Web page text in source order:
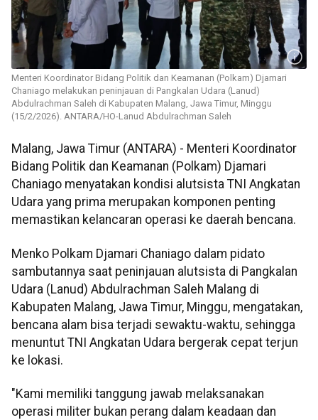
Menteri Koordinator Bidang Politik dan Keamanan (Polkam) Djamari
Chaniago melakukan peninjauan di Pangkalan Udara (Lanud)
Abdulrachman Saleh di Kabupaten Malang, Jawa Timur, Minggu
(15/2/2026). ANTARA/HO-Lanud Abdulrachman Saleh
Malang, Jawa Timur (ANTARA) - Menteri Koordinator
Bidang Politik dan Keamanan (Polkam) Djamari
Chaniago menyatakan kondisi alutsista TNI Angkatan
Udara yang prima merupakan komponen penting
memastikan kelancaran operasi ke daerah bencana.
Menko Polkam Djamari Chaniago dalam pidato
sambutannya saat peninjauan alutsista di Pangkalan
Udara (Lanud) Abdulrachman Saleh Malang di
Kabupaten Malang, Jawa Timur, Minggu, mengatakan,
bencana alam bisa terjadi sewaktu-waktu, sehingga
menuntut TNI Angkatan Udara bergerak cepat terjun
ke lokasi.
"Kami memiliki tanggung jawab melaksanakan
operasi militer bukan perang dalam keadaan dan